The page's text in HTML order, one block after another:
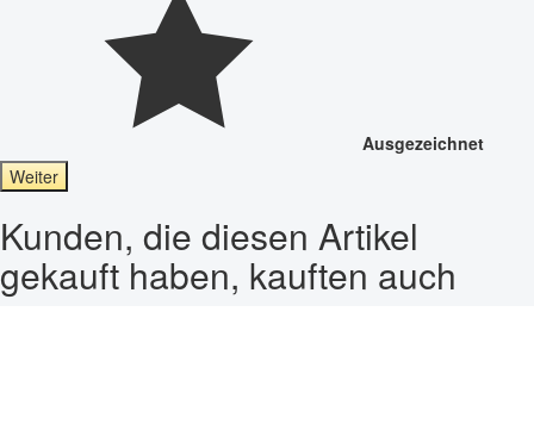
Ausgezeichnet
Weiter
Kunden, die diesen Artikel
gekauft haben, kauften auch